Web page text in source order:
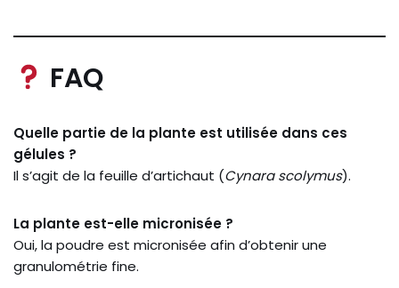
FAQ
Quelle partie de la plante est utilisée dans ces
gélules ?
Il s’agit de la feuille d’artichaut (Cynara scolymus).
La plante est-elle micronisée ?
Oui, la poudre est micronisée afin d’obtenir une
granulométrie fine.